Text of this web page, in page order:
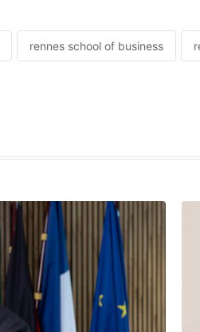
rennes school of business